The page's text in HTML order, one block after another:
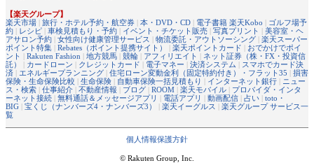
【楽天グループ】
楽天市場 | 旅行・ホテル予約・航空券 | 本・DVD・CD | 電子書籍 楽天Kobo | ゴルフ場予
約 | レシピ | 車検見積もり・予約 | イベント・チケット販売 | 写真プリント | 美容室・ヘ
アサロン予約 | 女性向け健康管理サービス | 物流委託・アウトソーシング | 楽天スーパー
ポイント特集 | Rebates（ポイント提携サイト） | 楽天ポイントカード | おでかけでポイ
ント | Rakuten Fashion | 地方競馬 | 競輪 | アフィリエイト | ネット証券（株・FX・投資信
託）
| カードローン | クレジットカード | 電子マネー | 決済システム | スマホでカード決
済 | エネルギープランニング | 住宅ローン変動金利（固定特約付き）・フラット35 | 損害
保険・生命保険比較 | 生命保険 | 自動車保険一括見積もり | インターネット銀行 | ニュー
ス・検索 | 仕事紹介 | 不動産情報 | ブログ | ROOM | 楽天モバイル | プロバイダ・インタ
ーネット接続 | 無料通話＆メッセージアプリ | 電話アプリ | 動画配信 | 占い | toto・
BIG | 宝くじ（ナンバーズ4・ナンバーズ3） | 楽天イーグルス | 楽天グループ サービス一
覧
個人情報保護方針
© Rakuten Group, Inc.